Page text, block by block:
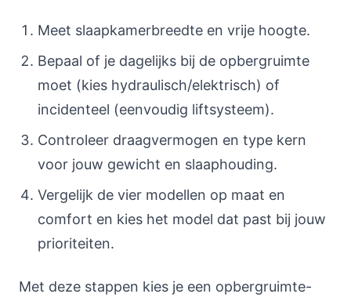
Meet slaapkamerbreedte en vrije hoogte.
Bepaal of je dagelijks bij de opbergruimte
moet (kies hydraulisch/elektrisch) of
incidenteel (eenvoudig liftsysteem).
Controleer draagvermogen en type kern
voor jouw gewicht en slaaphouding.
Vergelijk de vier modellen op maat en
comfort en kies het model dat past bij jouw
prioriteiten.
Met deze stappen kies je een opbergruimte-